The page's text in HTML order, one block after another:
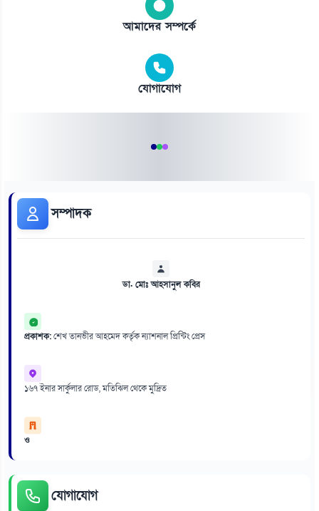
আমাদের সম্পর্কে
যোগাযোগ
সম্পাদক
ডা. মোঃ আহসানুল কবির
প্রকাশক:শেখ তানভীর আহমেদ কর্তৃক ন্যাশনাল প্রিন্টিং প্রেস
১৬৭ ইনার সার্কুলার রোড, মতিঝিল থেকে মুদ্রিত
ও
যোগাযোগ